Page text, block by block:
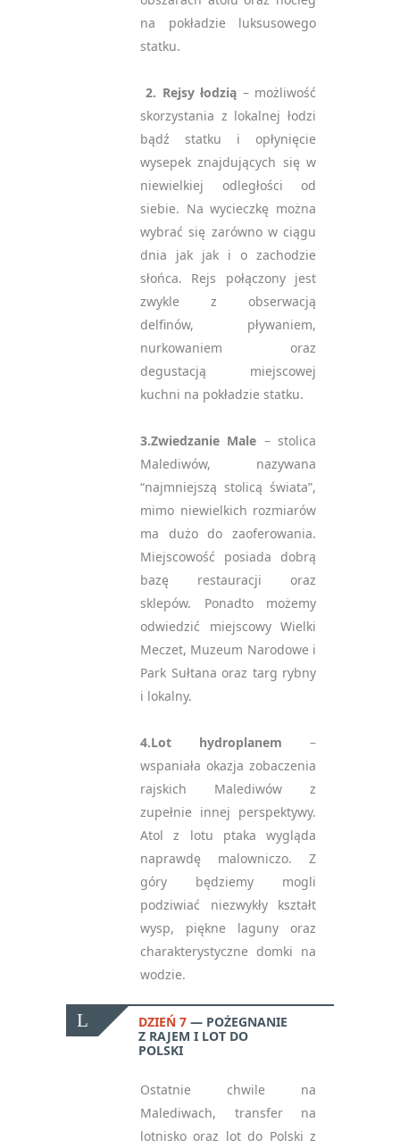
na pokładzie luksusowego
statku.
2. Rejsy łodzią – możliwość
skorzystania z lokalnej łodzi
bądź statku i opłynięcie
wysepek znajdujących się w
niewielkiej odległości od
siebie. Na wycieczkę można
wybrać się zarówno w ciągu
dnia jak jak i o zachodzie
słońca. Rejs połączony jest
zwykle z obserwacją
delfinów, pływaniem,
nurkowaniem oraz
degustacją miejscowej
kuchni na pokładzie statku.
3.Zwiedzanie Male – stolica
Malediwów, nazywana
“najmniejszą stolicą świata”,
mimo niewielkich rozmiarów
ma dużo do zaoferowania.
Miejscowość posiada dobrą
bazę restauracji oraz
sklepów. Ponadto możemy
odwiedzić miejscowy Wielki
Meczet, Muzeum Narodowe i
Park Sułtana oraz targ rybny
i lokalny.
4.Lot hydroplanem –
wspaniała okazja zobaczenia
rajskich Malediwów z
zupełnie innej perspektywy.
Atol z lotu ptaka wygląda
naprawdę malowniczo. Z
góry będziemy mogli
podziwiać niezwykły kształt
wysp, piękne laguny oraz
charakterystyczne domki na
wodzie.
DZIEŃ 7
POŻEGNANIE
Z RAJEM I LOT DO
POLSKI
Ostatnie chwile na
Malediwach, transfer na
lotnisko oraz lot do Polski z